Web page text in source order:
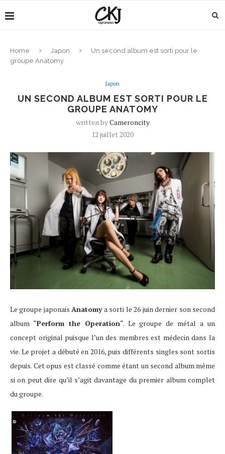
Home Japon
Un second album est sorti pour le
groupe Anatomy
Japon
UN SECOND ALBUM EST SORTI POUR LE
GROUPE ANATOMY
written byCameroncity
12 juillet 2020
Le groupe japonaisAnatomya sorti le 26 juin dernier son second
album “Perform the Operation“. Le groupe de métal a un
concept original puisque l’un des membres est médecin dans la
vie. Le projet a débuté en 2016, puis différents singles sont sortis
depuis. Cet opus est classé comme étant un second album même
si on peut dire qu’il s’agit davantage du premier album complet
du groupe.